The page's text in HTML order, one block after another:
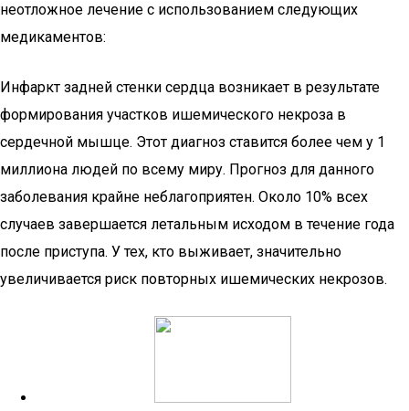
неотложное лечение с использованием следующих
медикаментов:
Инфаркт задней стенки сердца возникает в результате
формирования участков ишемического некроза в
сердечной мышце. Этот диагноз ставится более чем у 1
миллиона людей по всему миру. Прогноз для данного
заболевания крайне неблагоприятен. Около 10% всех
случаев завершается летальным исходом в течение года
после приступа. У тех, кто выживает, значительно
увеличивается риск повторных ишемических некрозов.